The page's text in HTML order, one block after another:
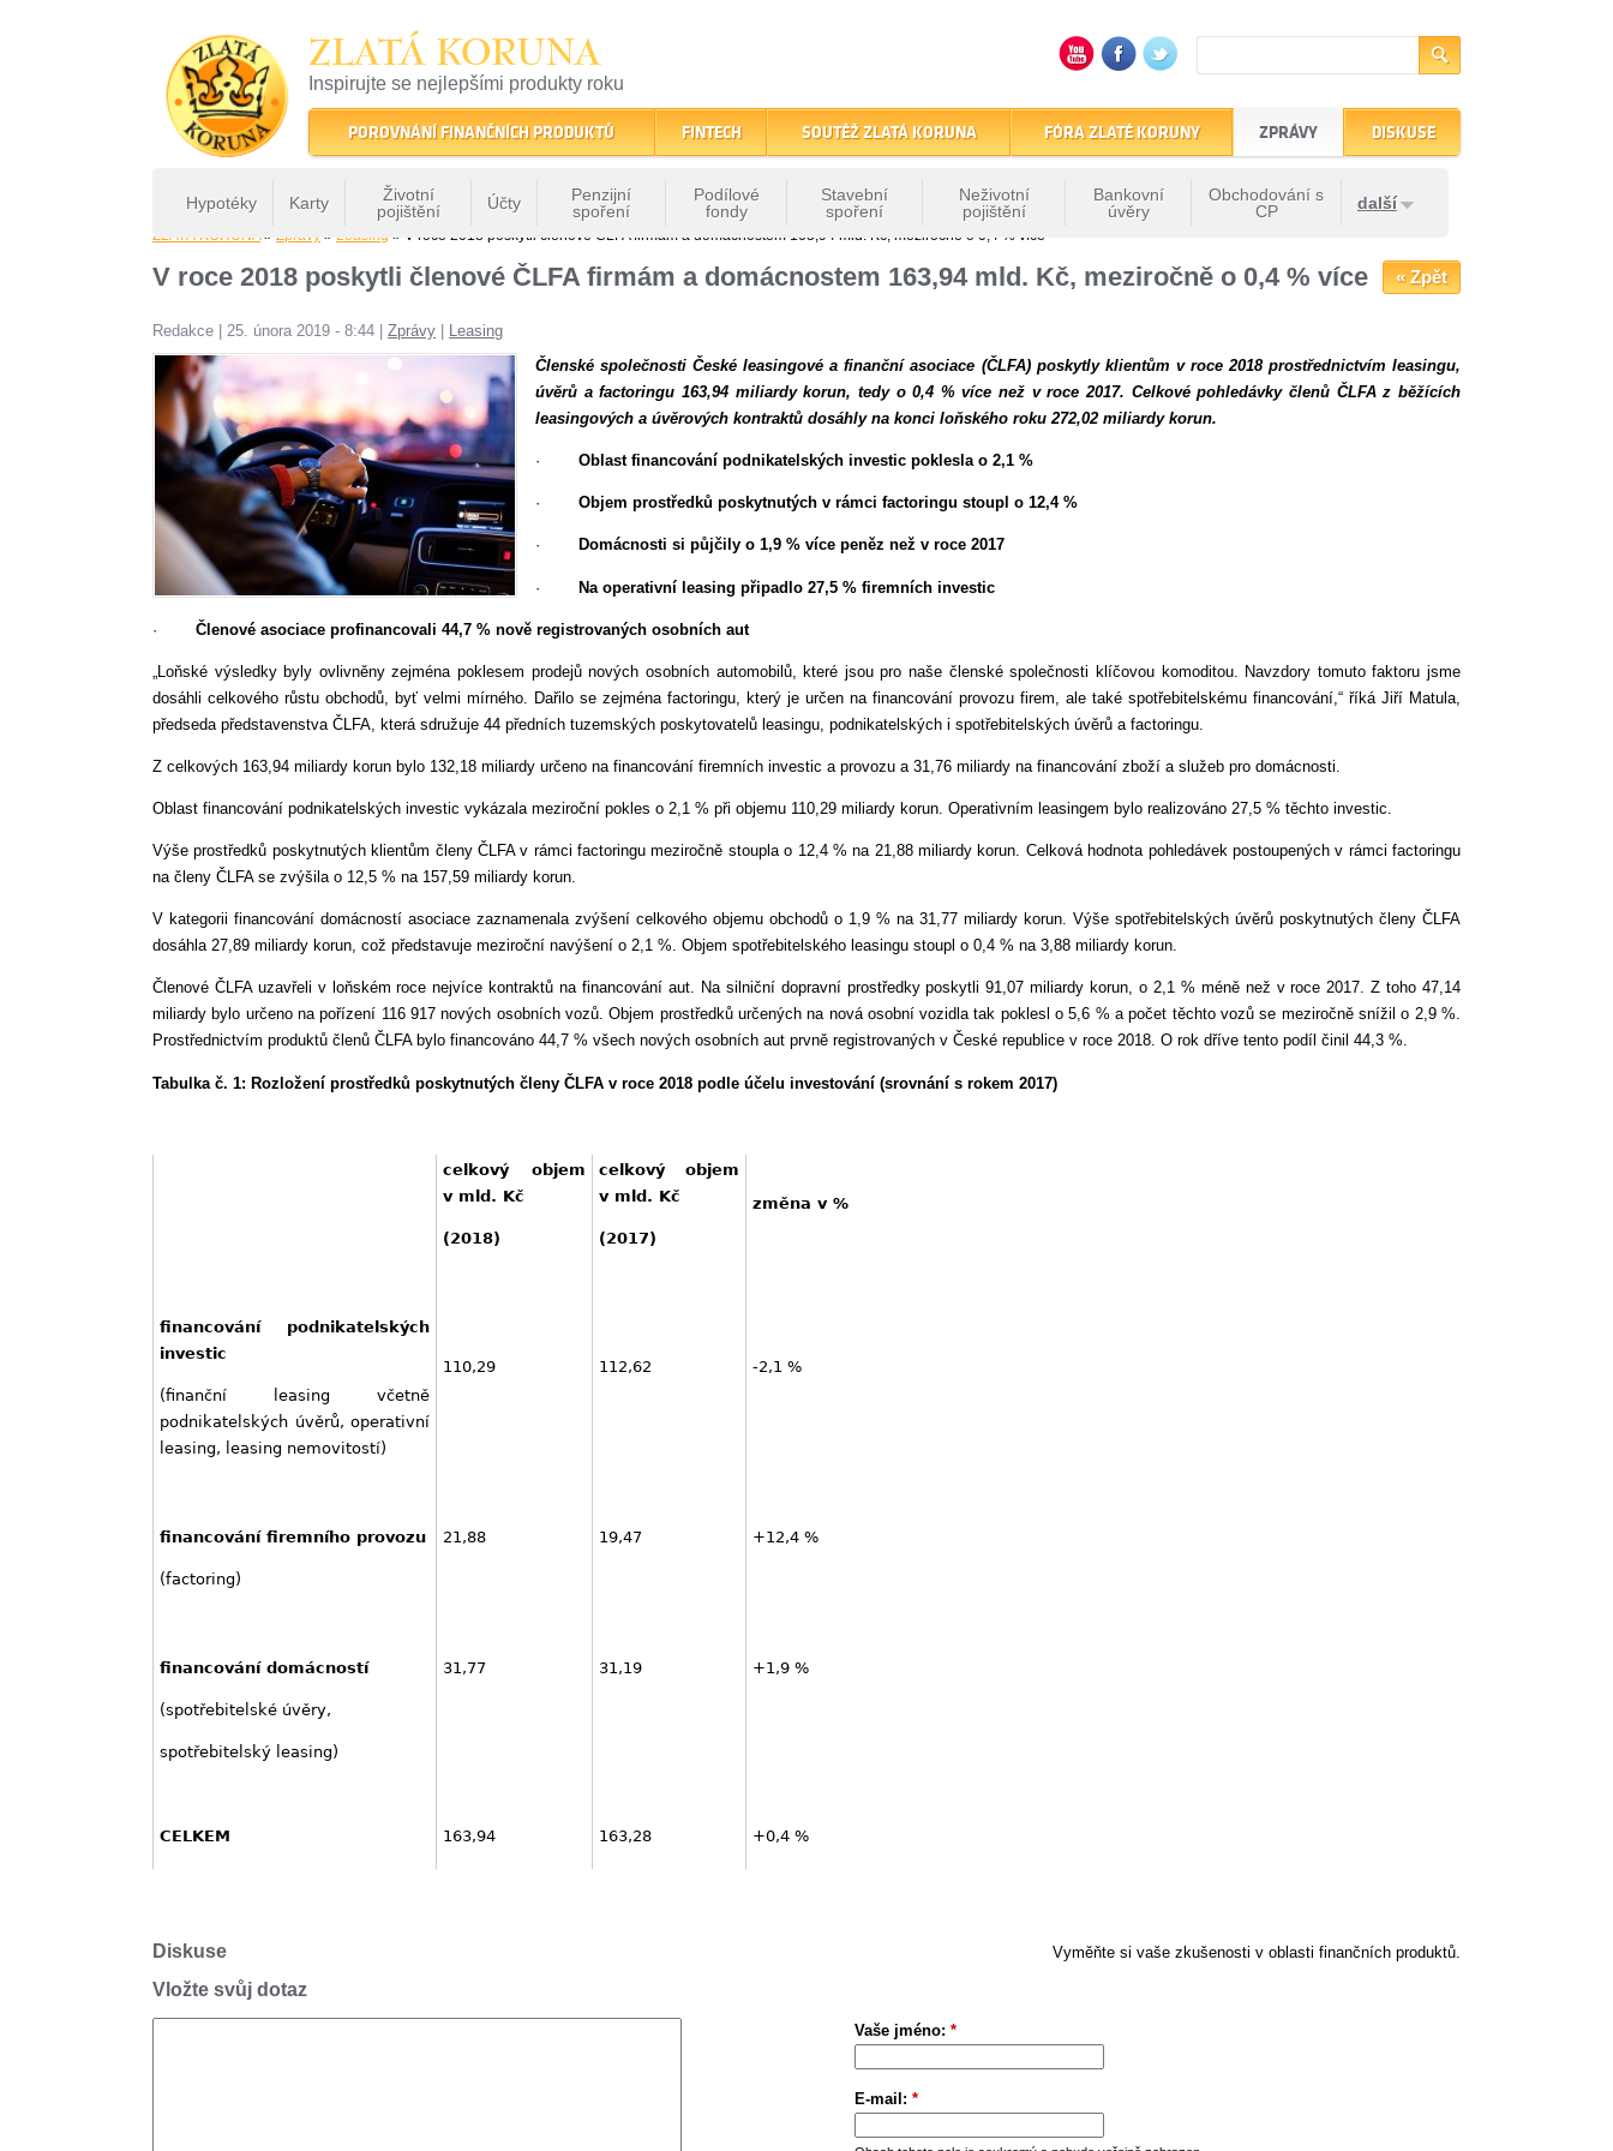
ZLATÁ KORUNA
Inspirujte se nejlepšími produkty roku
22 let tradice a kvality na finančním trhu
POROVNÁNÍ FINANČNÍCH PRODUKTŮ FINTECH SOUTĚŽ ZLATÁ KORUNA FÓRA ZLATÉ KORUNY ZPRÁVY
Hypotéky Karty
Životní
pojištění
Účty
Penzijní
spoření
Podílové
fondy
Stavební
spoření
Neživotní
pojištění
Bankovní
úvěry
Obchodování s
CP
další
DISKUSE
ZLATÁ KORUNA» Zprávy » Leasing » V roce 2018 poskytli členové ČLFA firmám a domácnostem 163,94 mld. Kč, meziročně o 0,4 % více
« Zpět
V roce 2018 poskytli členové ČLFA firmám a domácnostem 163,94 mld. Kč, meziročně o 0,4 % více
Redakce 25. února 2019 - 8:44 Zprávy
Leasing
Členské společnosti České leasingové a finanční asociace (ČLFA) poskytly klientům v roce 2018 prostřednictvím leasingu,
úvěrů a factoringu 163,94 miliardy korun, tedy o 0,4 % více než v roce 2017. Celkové pohledávky členů ČLFA z běžících
leasingových a úvěrových kontraktů dosáhly na konci loňského roku 272,02 miliardy korun.
· Oblast financování podnikatelských investic poklesla o 2,1 %
· Objem prostředků poskytnutých v rámci factoringu stoupl o 12,4 %
· Domácnosti si půjčily o 1,9 % více peněz než v roce 2017
· Na operativní leasing připadlo 27,5 % firemních investic
· Členové asociace profinancovali 44,7 % nově registrovaných osobních aut
„Loňské výsledky byly ovlivněny zejména poklesem prodejů nových osobních automobilů, které jsou pro naše členské společnosti klíčovou komoditou. Navzdory tomuto faktoru jsme
dosáhli celkového růstu obchodů, byť velmi mírného. Dařilo se zejména factoringu, který je určen na financování provozu firem, ale také spotřebitelskému financování,“ říká Jiří Matula,
předseda představenstva ČLFA, která sdružuje 44 předních tuzemských poskytovatelů leasingu, podnikatelských i spotřebitelských úvěrů a factoringu.
Z celkových 163,94 miliardy korun bylo 132,18 miliardy určeno na financování firemních investic a provozu a 31,76 miliardy na financování zboží a služeb pro domácnosti.
Oblast financování podnikatelských investic vykázala meziroční pokles o 2,1 % při objemu 110,29 miliardy korun. Operativním leasingem bylo realizováno 27,5 % těchto investic.
Výše prostředků poskytnutých klientům členy ČLFA v rámci factoringu meziročně stoupla o 12,4 % na 21,88 miliardy korun. Celková hodnota pohledávek postoupených v rámci factoringu
na členy ČLFA se zvýšila o 12,5 % na 157,59 miliardy korun.
V kategorii financování domácností asociace zaznamenala zvýšení celkového objemu obchodů o 1,9 % na 31,77 miliardy korun. Výše spotřebitelských úvěrů poskytnutých členy ČLFA
dosáhla 27,89 miliardy korun, což představuje meziroční navýšení o 2,1 %. Objem spotřebitelského leasingu stoupl o 0,4 % na 3,88 miliardy korun.
Členové ČLFA uzavřeli v loňském roce nejvíce kontraktů na financování aut. Na silniční dopravní prostředky poskytli 91,07 miliardy korun, o 2,1 % méně než v roce 2017. Z toho 47,14
miliardy bylo určeno na pořízení 116 917 nových osobních vozů. Objem prostředků určených na nová osobní vozidla tak poklesl o 5,6 % a počet těchto vozů se meziročně snížil o 2,9 %.
Prostřednictvím produktů členů ČLFA bylo financováno 44,7 % všech nových osobních aut prvně registrovaných v České republice v roce 2018. O rok dříve tento podíl činil 44,3 %.
Tabulka č. 1: Rozložení prostředků poskytnutých členy ČLFA v roce 2018 podle účelu investování (srovnání s rokem 2017)
celkový objem
v mld. Kč
(2018)
celkový objem
v mld. Kč
(2017)
změna v %
financování podnikatelských
investic
(finanční leasing včetně
podnikatelských úvěrů, operativní
leasing, leasing nemovitostí)
110,29 112,62 -2,1 %
financování firemního provozu
(factoring)
21,88 19,47 +12,4 %
financování domácností
(spotřebitelské úvěry,
spotřebitelský leasing)
CELKEM
31,77
163,94
31,19
163,28
+1,9 %
+0,4 %
Vyměňte si vaše zkušenosti v oblasti finančních produktů.
Diskuse
Vložte svůj dotaz
Vaše jméno: *
E-mail: *